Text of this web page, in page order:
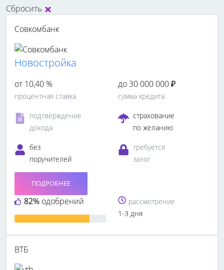
Сбросить
Совкомбанк
Новостройка
от 10,40 %
процентная ставка
до 30 000 000 ₽
сумма кредита
подтверждение
дохода
страхование
по желанию
без
поручителей
требуется
залог
82% одобрений
ПОДРОБНЕЕ
рассмотрение
1-3 дня
ВТБ